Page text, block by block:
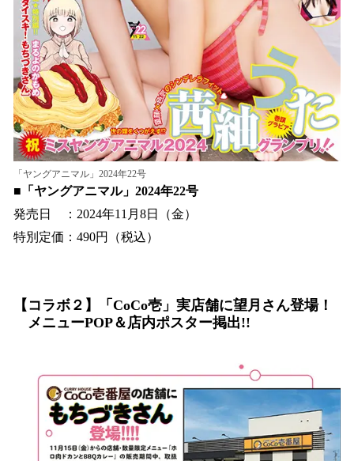
「ヤングアニマル」2024年22号
■「ヤングアニマル」2024年22号
発売日 ：2024年11月8日（金）
特別定価：490円（税込）
【コラボ２】「CoCo壱」実店舗に望月さん登場！
メニューPOP＆店内ポスター掲出!!